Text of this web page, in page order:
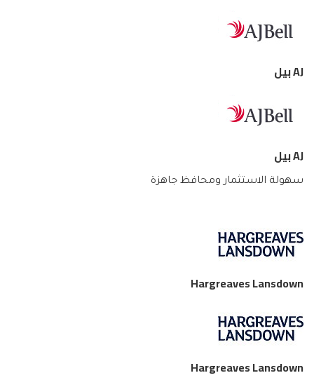
AJ بيل
AJ بيل
سهولة الاستثمار ومحافظ جاهزة
Hargreaves Lansdown
Hargreaves Lansdown